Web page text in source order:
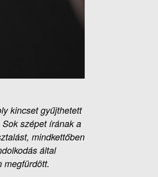
kincset gyűjthetett
szépet írának a
mindkettőben
által
megfürdött.